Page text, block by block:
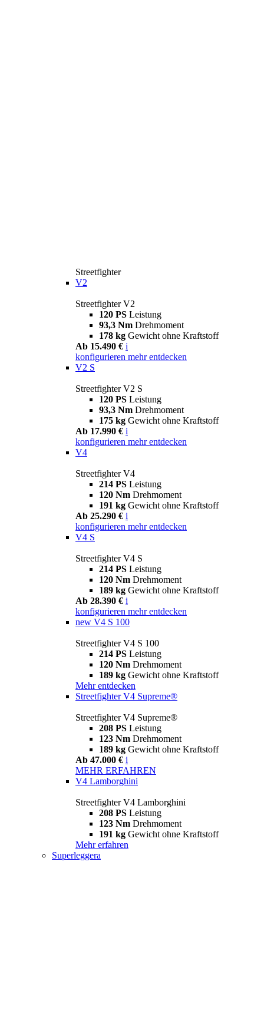
Streetfighter
V2
Streetfighter V2
120 PS Leistung
93,3 Nm Drehmoment
178 kg Gewicht ohne Kraftstoff
Ab 15.490 € i
konfigurieren mehr entdecken
V2 S
Streetfighter V2 S
120 PS Leistung
93,3 Nm Drehmoment
175 kg Gewicht ohne Kraftstoff
Ab 17.990 € i
konfigurieren mehr entdecken
V4
Streetfighter V4
214 PS Leistung
120 Nm Drehmoment
191 kg Gewicht ohne Kraftstoff
Ab 25.290 € i
konfigurieren mehr entdecken
V4 S
Streetfighter V4 S
214 PS Leistung
120 Nm Drehmoment
189 kg Gewicht ohne Kraftstoff
Ab 28.390 € i
konfigurieren mehr entdecken
new V4 S 100
Streetfighter V4 S 100
214 PS Leistung
120 Nm Drehmoment
189 kg Gewicht ohne Kraftstoff
Mehr entdecken
Streetfighter V4 Supreme®
Streetfighter V4 Supreme®
208 PS Leistung
123 Nm Drehmoment
189 kg Gewicht ohne Kraftstoff
Ab 47.000 € i
MEHR ERFAHREN
V4 Lamborghini
Streetfighter V4 Lamborghini
208 PS Leistung
123 Nm Drehmoment
191 kg Gewicht ohne Kraftstoff
Mehr erfahren
Superleggera